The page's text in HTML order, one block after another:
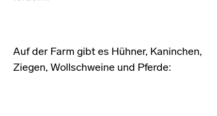
Auf der Farm gibt es Hühner, Kaninchen,
Ziegen, Wollschweine und Pferde: